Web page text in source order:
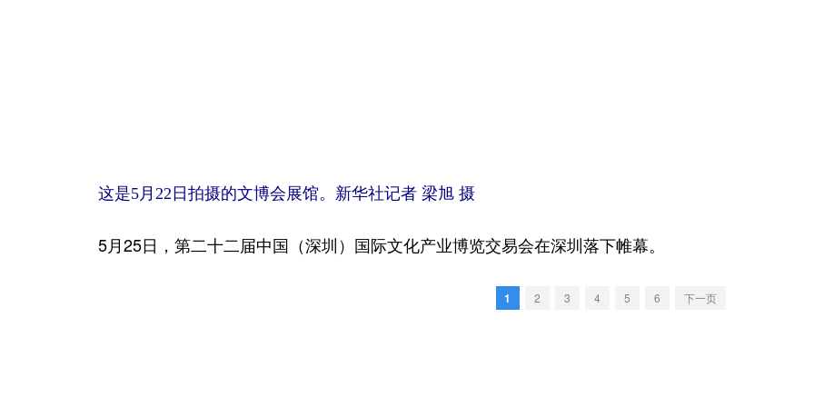
这是5月22日拍摄的文博会展馆。新华社记者 梁旭 摄
5月25日，第二十二届中国（深圳）国际文化产业博览交易会在深圳落下帷幕。
1 2 3 4 5 6 下一页